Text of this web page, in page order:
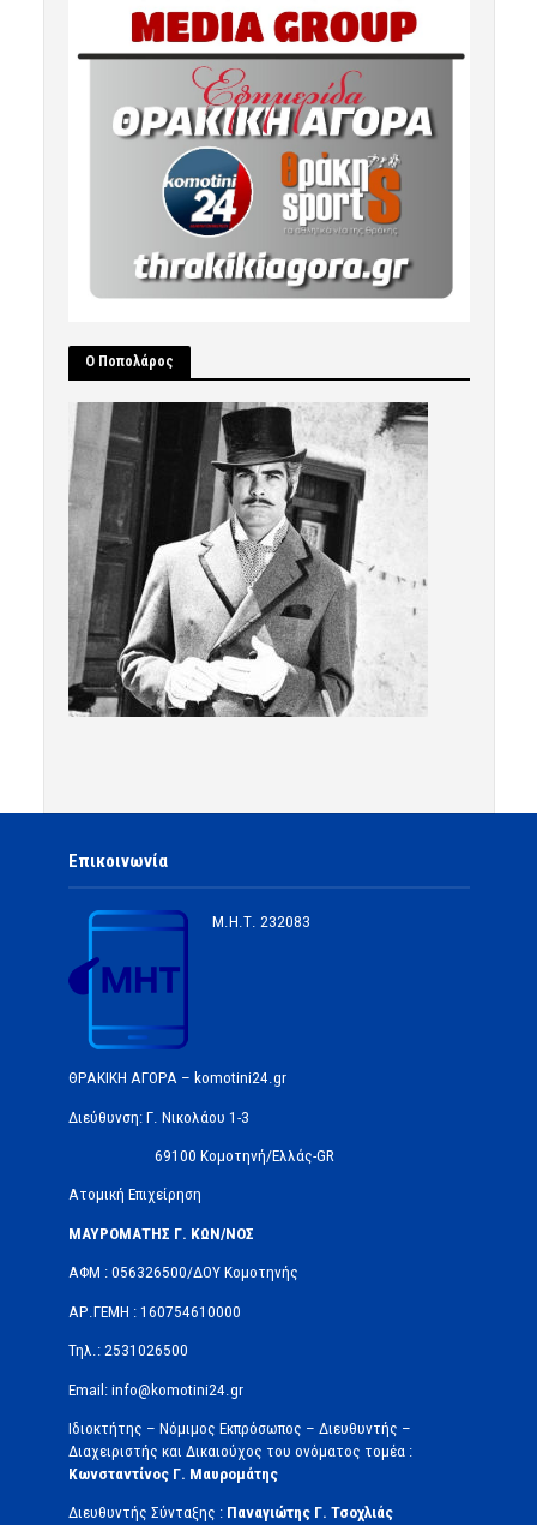
Ο Ποπολάρος
Επικοινωνία
Μ.Η.Τ. 232083
ΘΡΑΚΙΚΗ ΑΓΟΡΑ – komotini24.gr
Διεύθυνση: Γ. Νικολάου 1-3
69100 Κομοτηνή/Ελλάς-GR
Ατομική Επιχείρηση
ΜΑΥΡΟΜΑΤΗΣ Γ. ΚΩΝ/ΝΟΣ
ΑΦΜ : 056326500/ΔOΥ Κομοτηνής
ΑΡ.ΓΕΜΗ : 160754610000
Τηλ.: 2531026500
Email: info@komotini24.gr
Ιδιοκτήτης – Νόμιμος Εκπρόσωπος – Διευθυντής –
Διαχειριστής και Δικαιούχος του ονόματος τομέα :
Κωνσταντίνος Γ. Μαυρομάτης
Διευθυντής Σύνταξης : Παναγιώτης Γ. Τσοχλιάς